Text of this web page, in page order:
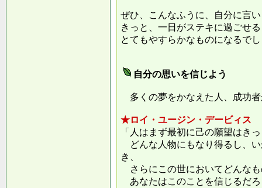
ぜひ、こんなふうに、自分に言
きっと、一日がステキに過ごせ
とてもやすらかなものになるで
自分の思いを信じよう
多くの夢をかなえた人、成功
★ロイ・ユージン・デービィス
「人はまず最初に己の願望はき
どんな人物にもなり得るし、
き、
さらにこの世においてどんな
あなたはこのことを信じるだ